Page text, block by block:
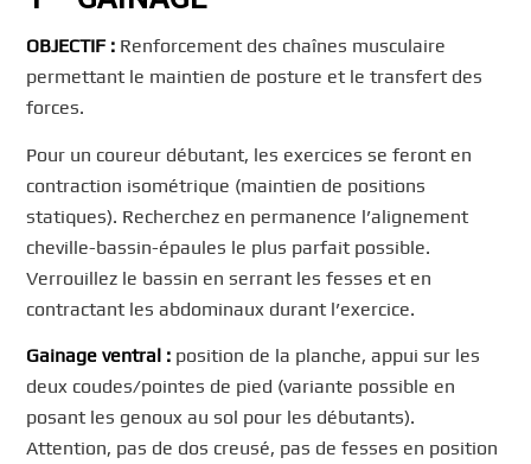
OBJECTIF : Renforcement des chaînes musculaire
permettant le maintien de posture et le transfert des
forces.
Pour un coureur débutant, les exercices se feront en
contraction isométrique (maintien de positions
statiques). Recherchez en permanence l’alignement
cheville-bassin-épaules le plus parfait possible.
Verrouillez le bassin en serrant les fesses et en
contractant les abdominaux durant l’exercice.
Gainage ventral : position de la planche, appui sur les
deux coudes/pointes de pied (variante possible en
posant les genoux au sol pour les débutants).
Attention, pas de dos creusé, pas de fesses en position